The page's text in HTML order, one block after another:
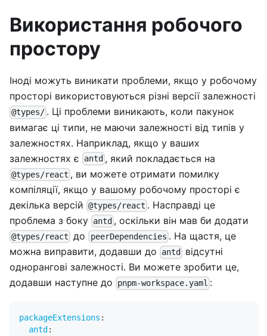
Використання робочого
простору
Іноді можуть виникати проблеми, якщо у робочому
просторі використовуються різні версії залежності
@types/ . Ці проблеми виникають, коли пакунок
вимагає ці типи, не маючи залежності від типів у
залежностях. Наприклад, якщо у ваших
залежностях є
antd , який покладається на
@types/react , ви можете отримати помилку
компіляції, якщо у вашому робочому просторі є
декілька версій @types/react . Насправді це
проблема з боку antd , оскільки він мав би додати
@types/react до peerDependencies . На щастя, це
можна виправити, додавши до
antd
відсутні
однорангові залежності. Ви можете зробити це,
додавши наступне до
pnpm-workspace.yaml :
packageExtensions :
antd :